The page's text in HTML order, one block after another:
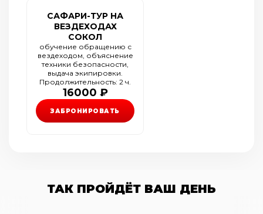
САФАРИ-ТУР НА
ВЕЗДЕХОДАХ
СОКОЛ
обучение обращению с
вездеходом, объяснение
техники безопасности,
выдача экипировки.
Продолжительность: 2 ч.
16000 ₽
ЗАБРОНИРОВАТЬ
ТАК ПРОЙДЁТ ВАШ ДЕНЬ